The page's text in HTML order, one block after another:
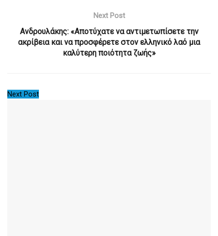
Next Post
Ανδρουλάκης: «Αποτύχατε να αντιμετωπίσετε την
ακρίβεια και να προσφέρετε στον ελληνικό λαό μια
καλύτερη ποιότητα ζωής»
Next Post